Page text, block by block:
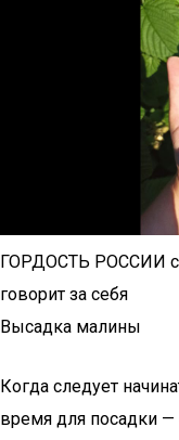
ГОРДОСТЬ РОССИИ
говорит за себя
Высадка малины
Когда следует
время для посадки —